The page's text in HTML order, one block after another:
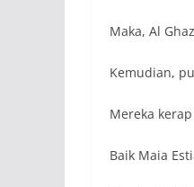
Maka, Al
Kemudian,
Mereka
Baik Maia